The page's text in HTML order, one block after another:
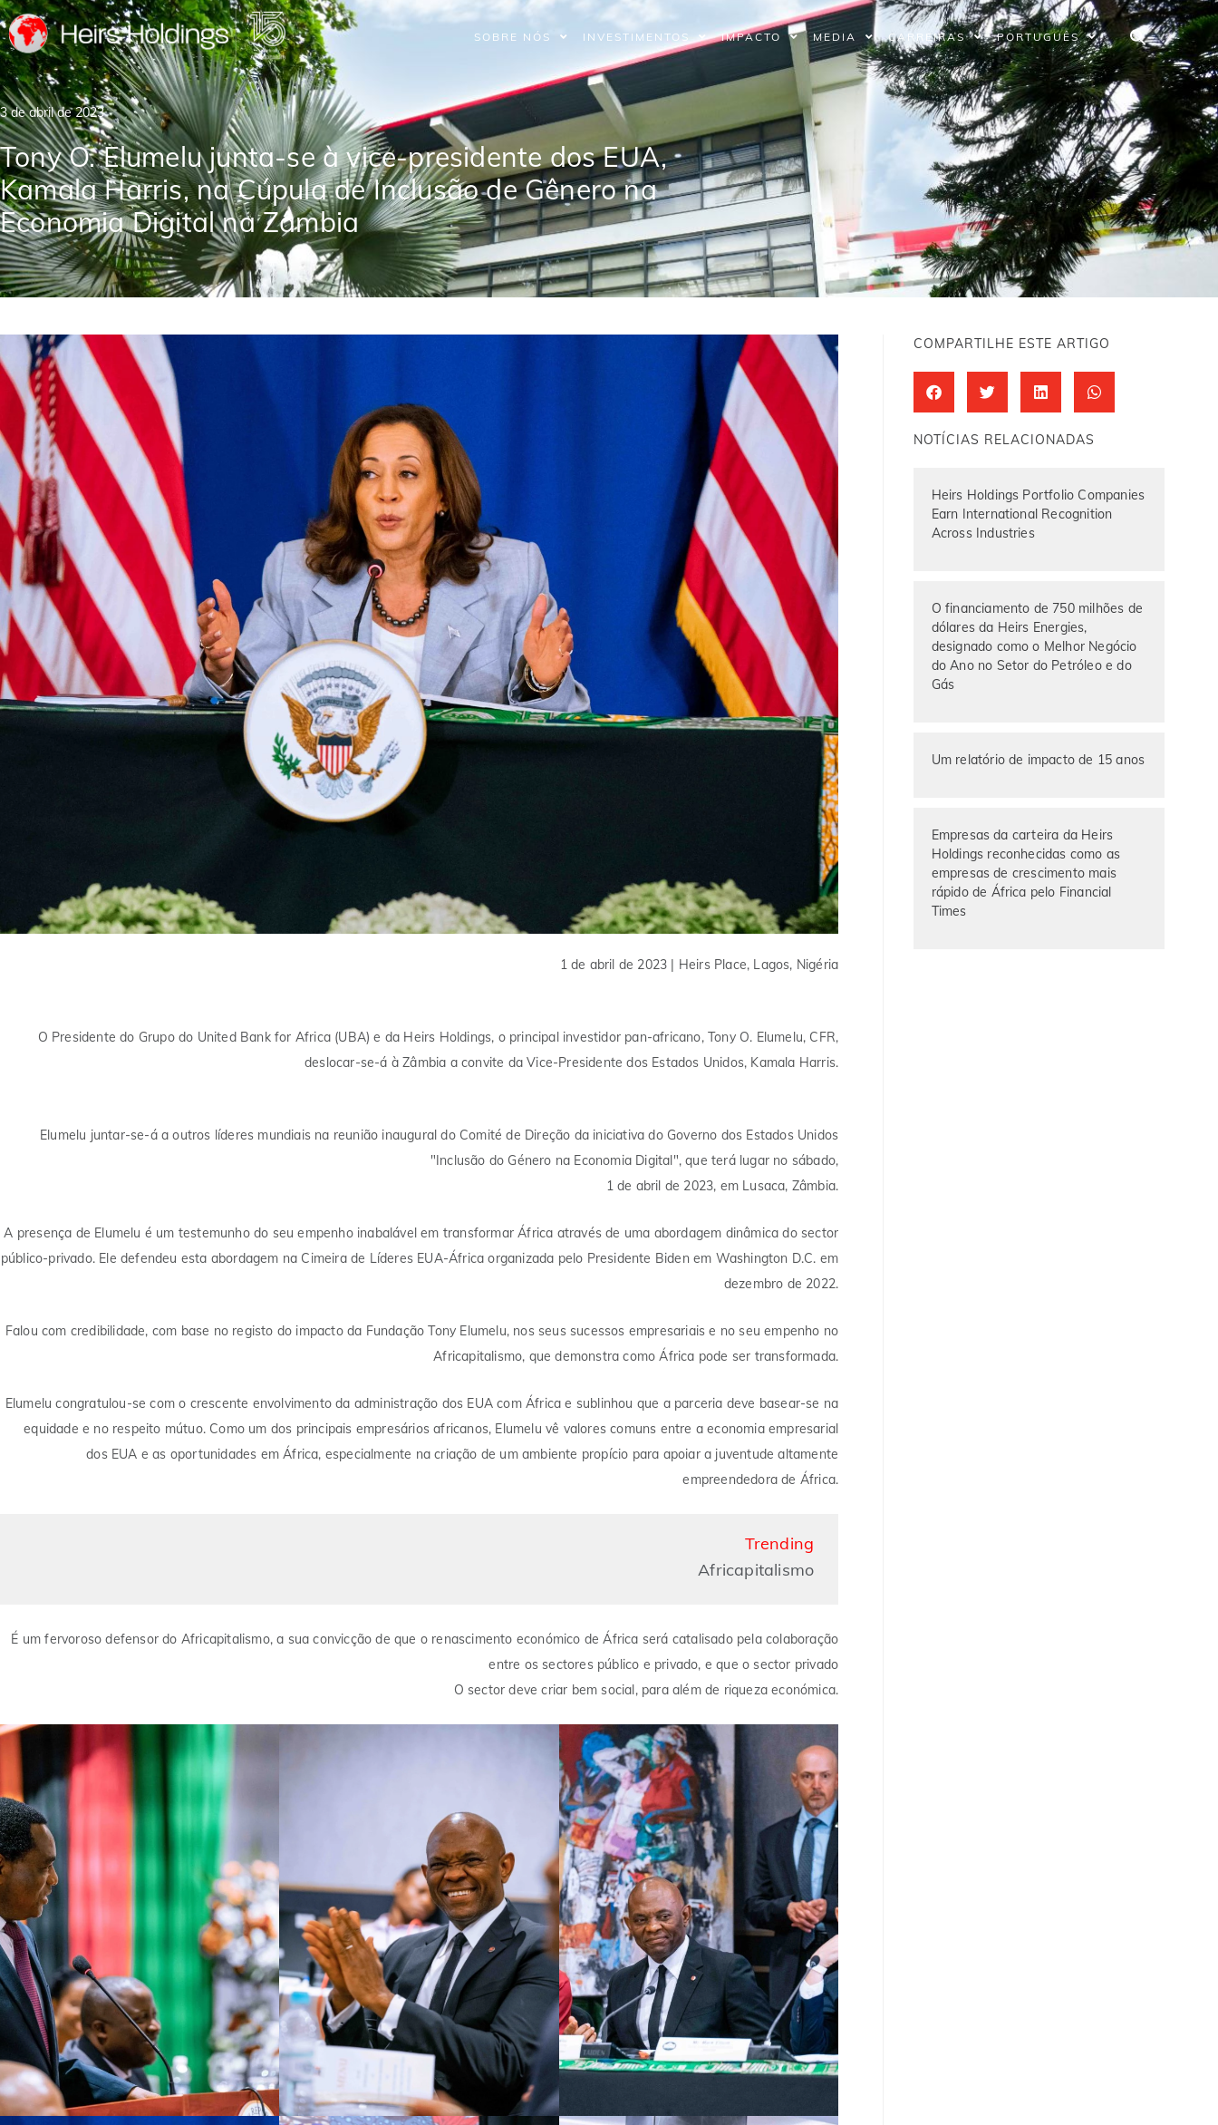
SOBRE NÓS INVESTIMENTOS IMPACTO MEDIA CARREIRAS PORTUGUÊS
3 de abril de 2023
Tony O. Elumelu junta-se à vice-presidente dos EUA,
Kamala Harris, na Cúpula de Inclusão de Gênero na
Economia Digital na Zâmbia
1 de abril de 2023 | Heirs Place, Lagos, Nigéria
O Presidente do Grupo do United Bank for Africa (UBA) e da Heirs Holdings, o principal investidor pan-africano, Tony O. Elumelu, CFR,
deslocar-se-á à Zâmbia a convite da Vice-Presidente dos Estados Unidos, Kamala Harris.
Elumelu juntar-se-á a outros líderes mundiais na reunião inaugural do Comité de Direção da iniciativa do Governo dos Estados Unidos
"Inclusão do Género na Economia Digital", que terá lugar no sábado,
1 de abril de 2023, em Lusaca, Zâmbia.
A presença de Elumelu é um testemunho do seu empenho inabalável em transformar África através de uma abordagem dinâmica do sector
público-privado. Ele defendeu esta abordagem na Cimeira de Líderes EUA-África organizada pelo Presidente Biden em Washington D.C. em
dezembro de 2022.
Falou com credibilidade, com base no registo do impacto da Fundação Tony Elumelu, nos seus sucessos empresariais e no seu empenho no
Africapitalismo, que demonstra como África pode ser transformada.
Elumelu congratulou-se com o crescente envolvimento da administração dos EUA com África e sublinhou que a parceria deve basear-se na
equidade e no respeito mútuo. Como um dos principais empresários africanos, Elumelu vê valores comuns entre a economia empresarial
dos EUA e as oportunidades em África, especialmente na criação de um ambiente propício para apoiar a juventude altamente
empreendedora de África.
Trending
Africapitalismo
É um fervoroso defensor do Africapitalismo, a sua convicção de que o renascimento económico de África será catalisado pela colaboração
entre os sectores público e privado, e que o sector privado
O sector deve criar bem social, para além de riqueza económica.
COMPARTILHE ESTE ARTIGO
NOTÍCIAS RELACIONADAS
Heirs Holdings Portfolio Companies
Earn International Recognition
Across Industries
O financiamento de 750 milhões de
dólares da Heirs Energies,
designado como o Melhor Negócio
do Ano no Setor do Petróleo e do
Gás
Um relatório de impacto de 15 anos
Empresas da carteira da Heirs
Holdings reconhecidas como as
empresas de crescimento mais
rápido de África pelo Financial
Times